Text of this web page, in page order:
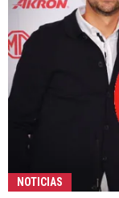
NOTICIAS